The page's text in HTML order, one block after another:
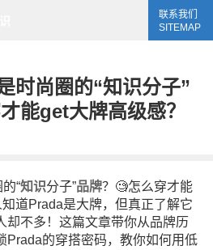
联系我们
SITEMAP
时尚圈的“知识分子”
能get大牌高级感？
的“知识分子”品牌？🧐怎么穿才能
道Prada是大牌，但真正了解它
却不多！这篇文章带你从品牌历
Prada的穿搭密码，教你如何用低